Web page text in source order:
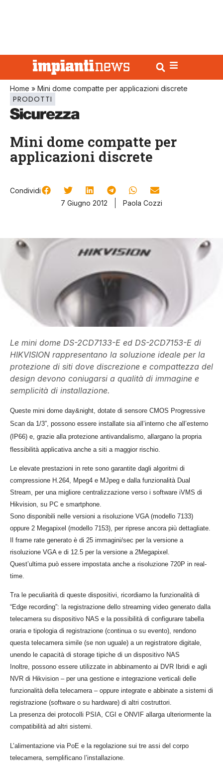
Home » Mini dome compatte per applicazioni discrete
PRODOTTI
Mini dome compatte per
applicazioni discrete
Condividi
7 Giugno 2012
Paola Cozzi
Le mini dome DS-2CD7133-E ed DS-2CD7153-E di
HIKVISION rappresentano la soluzione ideale per la
protezione di siti dove discrezione e compattezza del
design devono coniugarsi a qualità di immagine e
semplicità di installazione.
Queste mini dome day&night, dotate di sensore CMOS Progressive
Scan da 1/3”, possono essere installate sia all’interno che all’esterno
(IP66) e, grazie alla protezione antivandalismo, allargano la propria
flessibilità applicativa anche a siti a maggior rischio.
Le elevate prestazioni in rete sono garantite dagli algoritmi di
compressione H.264, Mpeg4 e MJpeg e dalla funzionalità Dual
Stream, per una migliore centralizzazione verso i software iVMS di
Hikvision, su PC e smartphone.
Sono disponibili nelle versioni a risoluzione VGA (modello 7133)
oppure 2 Megapixel (modello 7153), per riprese ancora più dettagliate.
Il frame rate generato è di 25 immagini/sec per la versione a
risoluzione VGA e di 12.5 per la versione a 2Megapixel.
Quest’ultima può essere impostata anche a risoluzione 720P in real-
time.
Tra le peculiarità di queste dispositivi, ricordiamo la funzionalità di
“Edge recording”: la registrazione dello streaming video generato dalla
telecamera su dispositivo NAS e la possibilità di configurare tabella
oraria e tipologia di registrazione (continua o su evento), rendono
questa telecamera simile (se non uguale) a un registratore digitale,
unendo le capacità di storage tipiche di un dispositivo NAS
Inoltre, possono essere utilizzate in abbinamento ai DVR Ibridi e agli
NVR di Hikvision – per una gestione e integrazione verticali delle
funzionalità della telecamera – oppure integrate e abbinate a sistemi di
registrazione (software o su hardware) di altri costruttori.
La presenza dei protocolli PSIA, CGI e ONVIF allarga ulteriormente la
compatibilità ad altri sistemi.
L’alimentazione via PoE e la regolazione sui tre assi del corpo
telecamera, semplificano l’installazione.